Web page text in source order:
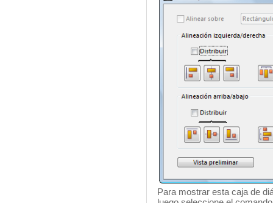
Para mostrar esta caja de